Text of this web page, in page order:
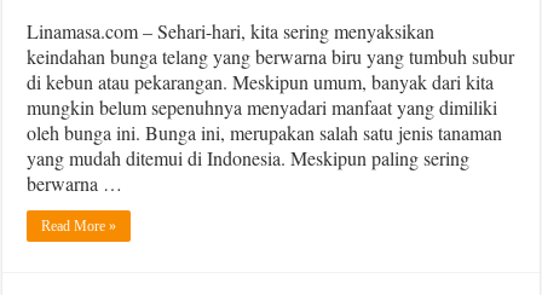
Linamasa.com – Sehari-hari, kita sering menyaksikan
keindahan bunga telang yang berwarna biru yang tumbuh subur
di kebun atau pekarangan. Meskipun umum, banyak dari kita
mungkin belum sepenuhnya menyadari manfaat yang dimiliki
oleh bunga ini. Bunga ini, merupakan salah satu jenis tanaman
yang mudah ditemui di Indonesia. Meskipun paling sering
berwarna …
Read More »